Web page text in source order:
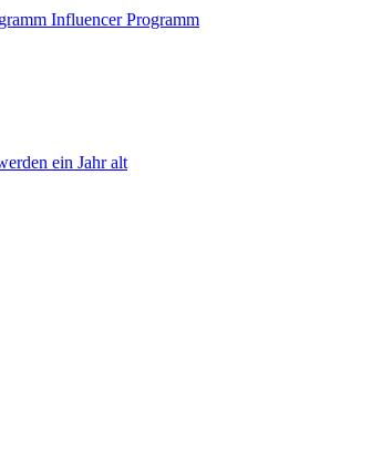
Influencer Programm
ein Jahr alt